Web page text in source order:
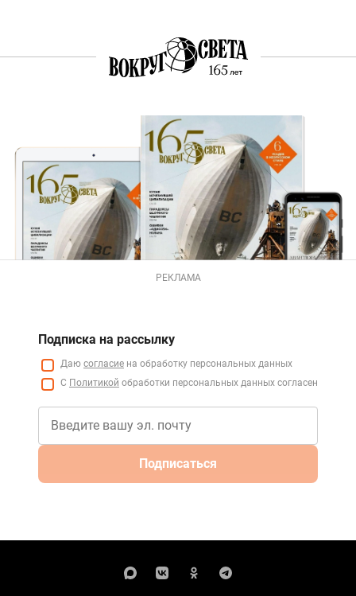
РЕКЛАМА
Подписка на рассылку
Даю согласие на обработку персональных данных
С Политикой обработки персональных данных согласен
Подписаться